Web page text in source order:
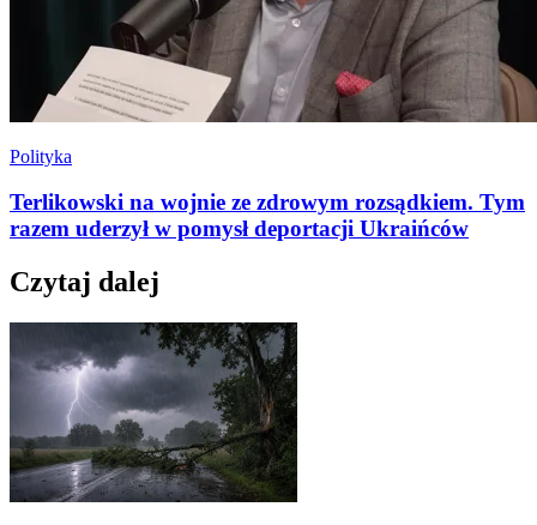
Polityka
Terlikowski na wojnie ze zdrowym rozsądkiem. Tym
razem uderzył w pomysł deportacji Ukraińców
Czytaj dalej